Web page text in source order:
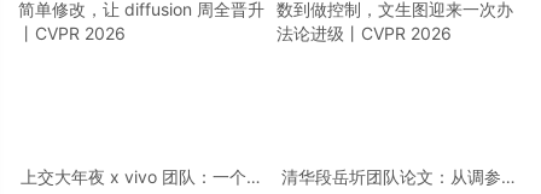
上交大年夜 x vivo 团队：一个简
清华段岳圻团队论文：从调参数